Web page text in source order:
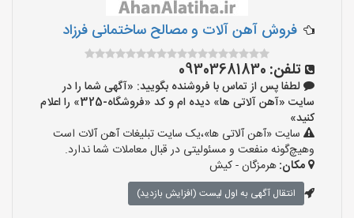
فروش آهن آلات و مصالح ساختمانی فرزاد
تلفن: 09303681830
لطفا پس از تماس با فروشنده بگویید: «آگهی شما را در
سایت «آهن آلاتی ها» دیده ام و کد «فروشگاه-325» را اعلام
کنید»
سایت «آهن آلاتی ها»،یک سایت تبلیغات آهن آلات است
وهیچ‌گونه منفعت و مسئولیتی در قبال معاملات شما ندارد.
مکان:هرمزگان - کیش
انتقال آگهی به اول لیست (افزایش بازدید)